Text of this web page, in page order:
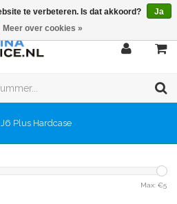
Plus Hardcase
Max: €5
te verbeteren. Is dat akkoord?
Ja
Meer over cookies »